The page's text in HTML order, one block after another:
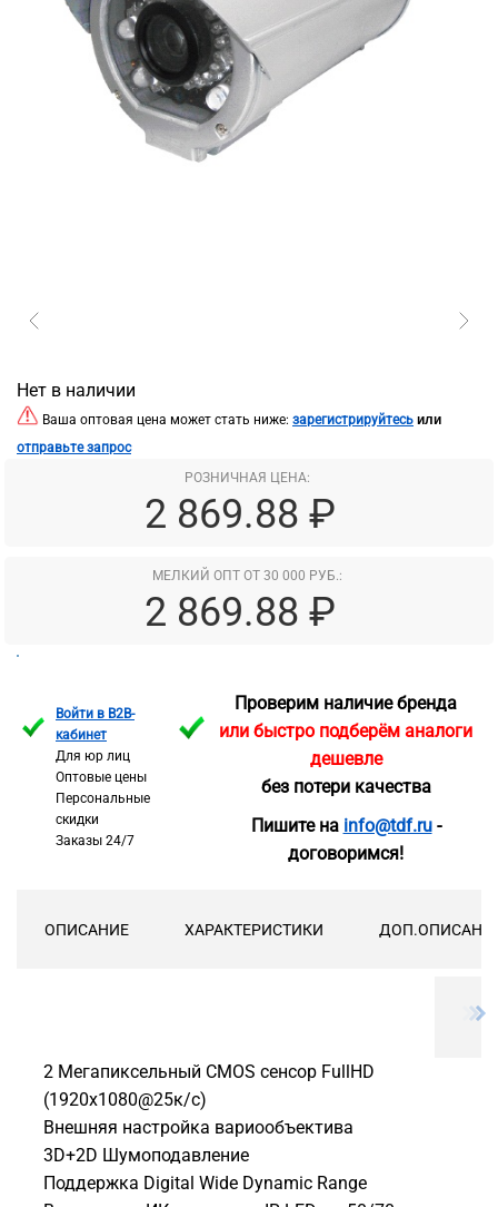
Нет в наличии
Ваша оптовая цена может стать ниже: зарегистрируйтесь или
отправьте запрос
РОЗНИЧНАЯ ЦЕНА:
2 869.88 ₽
МЕЛКИЙ ОПТ ОТ 30 000 РУБ.:
2 869.88 ₽
Войти в B2B-
кабинет
Для юр лиц
Оптовые цены
Персональные
скидки
Заказы 24/7
Проверим наличие бренда
или быстро подберём аналоги
дешевле
без потери качества
Пишите на info@tdf.ru-
договоримся!
ОПИСАНИЕ ХАРАКТЕРИСТИКИ
2 Мегапиксельный CMOS сенсор FullHD
(1920x1080@25к/с)
Внешняя настройка вариообъектива
3D+2D Шумоподавление
Поддержка Digital Wide Dynamic Range